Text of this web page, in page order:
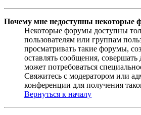
Почему мне недоступны некоторые
Некоторые форумы доступны
пользователям или группам
просматривать такие форумы,
оставлять сообщения, совершать
может потребоваться
Свяжитесь с модератором или
конференции для получения
Вернуться к началу